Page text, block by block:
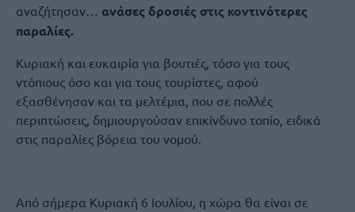
αναζήτησαν… ανάσες δροσιές στις κοντινότερες
παραλίες.
Κυριακή και ευκαιρία για βουτιές, τόσο για τους
ντόπιους όσο και για τους τουρίστες, αφού
εξασθένησαν και τα μελτέμια, που σε πολλές
περιπτώσεις, δημιουργούσαν επικίνδυνο τοπίο, ειδικά
στις παραλίες βόρεια του νομού.
Από σήμερα Κυριακή 6 Ιουλίου, η χώρα θα είναι σε